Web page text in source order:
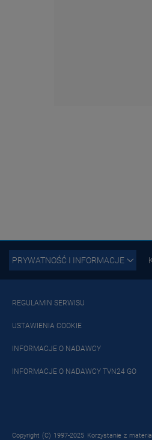
PRYWATNOŚĆ I INFORMACJE
REGULAMIN SERWISU
USTAWIENIA COOKIE
INFORMACJE O NADAWCY
INFORMACJE O NADAWCY TVN24 GO
Copyright (C) 1997-2025 Korzystanie z